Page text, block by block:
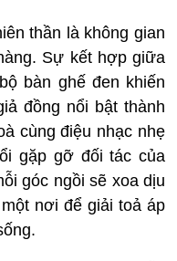
thần là không gian
Sự kết hợp giữa
bàn ghế đen khiến
đồng nổi bật thành
cùng điệu nhạc nhẹ
gặp gỡ đối tác của
góc ngồi sẽ xoa dịu
nơi để giải toả áp